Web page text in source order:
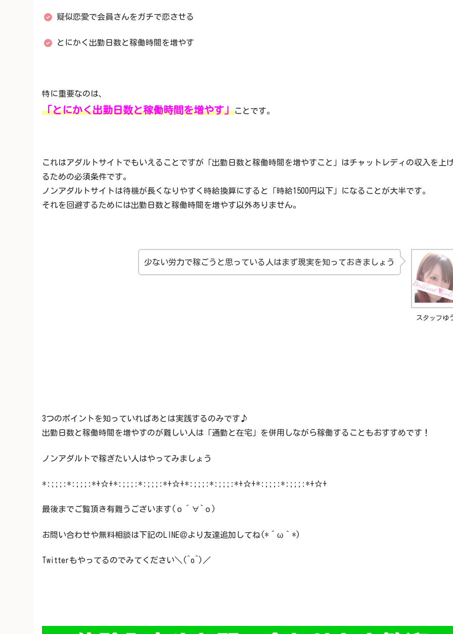
疑似恋愛で会員さんをガチで恋させる
とにかく出勤日数と稼働時間を増やす
特に重要なのは、
「とにかく出勤日数と稼働時間を増やす」ことです。
これはアダルトサイトでもいえることですが「出勤日数と稼働時間を増やすこと」はチャットレディの収入を上
るための必須条件です。
ノンアダルトサイトは待機が長くなりやすく時給換算にすると「時給1500円以下」になることが大半です。
それを回避するためには出勤日数と稼働時間を増やす以外ありません。
スタッフゆ
少ない労力で稼ごうと思っている人はまず現実を知っておきましょう
3つのポイントを知っていればあとは実践するのみです♪
出勤日数と稼働時間を増やすのが難しい人は「通勤と在宅」を併用しながら稼働することもおすすめです！
ノンアダルトで稼ぎたい人はやってみましょう
*:;;;:*:;;;:*+☆+*:;;;:*:;;;:*+☆+*:;;;:*:;;;:*+☆+*:;;;:*:;;;:*+☆+
最後までご覧頂き有難うございます(о´∀`о)
お問い合わせや無料相談は下記のLINE＠より友達追加してね(*´ω｀*)
Twitterもやってるのでみてください＼(^o^)／